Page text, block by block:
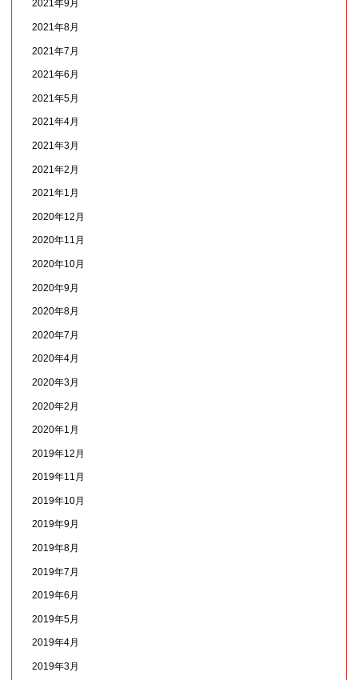
2021年9月
2021年8月
2021年7月
2021年6月
2021年5月
2021年4月
2021年3月
2021年2月
2021年1月
2020年12月
2020年11月
2020年10月
2020年9月
2020年8月
2020年7月
2020年4月
2020年3月
2020年2月
2020年1月
2019年12月
2019年11月
2019年10月
2019年9月
2019年8月
2019年7月
2019年6月
2019年5月
2019年4月
2019年3月